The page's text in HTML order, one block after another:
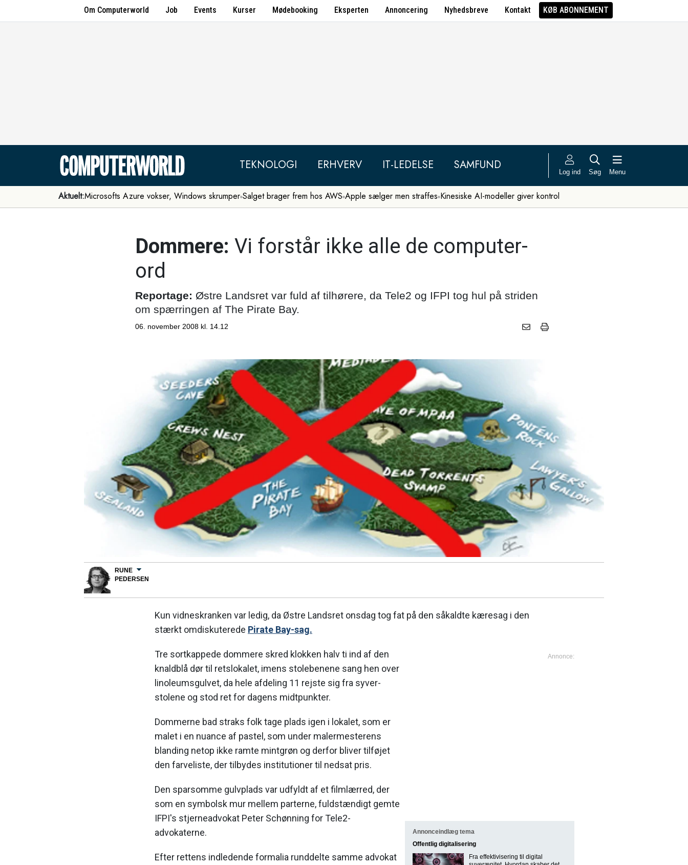
Om Computerworld Job Events Kurser Mødebooking Eksperten Annoncering Nyhedsbreve Kontakt KØB ABONNEMENT
TEKNOLOGI ERHVERV IT-LEDELSE SAMFUND Log ind Søg Menu
Aktuelt:Microsofts Azure vokser, Windows skrumper Salget brager frem hos AWS Apple sælger men straffes Kinesiske AI-modeller giver kontrol
Dommere: Vi forstår ikke alle de computer-
ord
Reportage: Østre Landsret var fuld af tilhørere, da Tele2 og IFPI tog hul på striden
om spærringen af The Pirate Bay.
06. november 2008 kl. 14.12
RUNE
PEDERSEN
Annonceindlæg tema
Offentlig digitalisering
Fra effektivisering til digital
Kun vidneskranken var ledig, da Østre Landsret onsdag tog fat på den såkaldte kæresag i den
stærkt omdiskuterede Pirate Bay-sag.
Tre sortkappede dommere skred klokken halv ti ind af den
knaldblå dør til retslokalet, imens stolebenene sang hen over
linoleumsgulvet, da hele afdeling 11 rejste sig fra syver-
stolene og stod ret for dagens midtpunkter.
Dommerne bad straks folk tage plads igen i lokalet, som er
malet i en nuance af pastel, som under malermesterens
blanding netop ikke ramte mintgrøn og derfor bliver tilføjet
den farveliste, der tilbydes institutioner til nedsat pris.
Den sparsomme gulvplads var udfyldt af et filmlærred, der
som en symbolsk mur mellem parterne, fuldstændigt gemte
IFPI's stjerneadvokat Peter Schønning for Tele2-
advokaterne.
Efter rettens indledende formalia runddelte samme advokat